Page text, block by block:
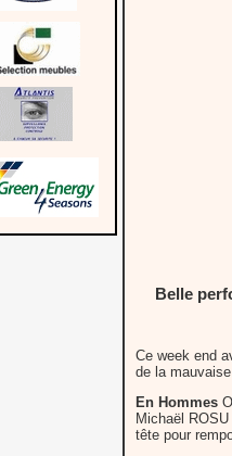
Belle
Ce week end
de la
En Hommes
Michaël
tête pour